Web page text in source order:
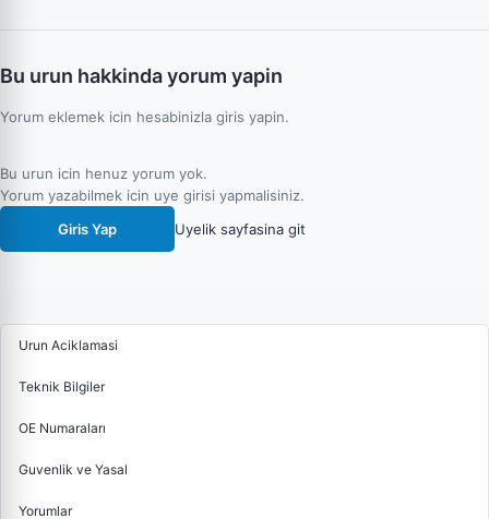
Bu urun hakkinda yorum yapin
Yorum eklemek icin hesabinizla giris yapin.
Bu urun icin henuz yorum yok.
Yorum yazabilmek icin uye girisi yapmalisiniz.
Giris Yap
Uyelik sayfasina git
Urun Aciklamasi
Teknik Bilgiler
OE Numaraları
Guvenlik ve Yasal
Yorumlar